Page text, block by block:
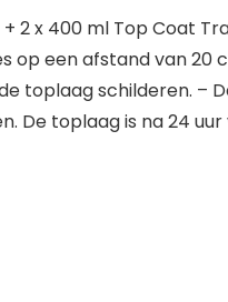
2 x 400 ml Top Coat
een afstand van
toplaag schilderen. –
De toplaag is na 24